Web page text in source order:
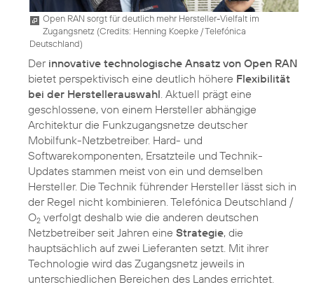
Open RAN sorgt für deutlich mehr Hersteller-Vielfalt im
Zugangsnetz (Credits: Henning Koepke / Telefónica
Deutschland)
Der innovative technologische Ansatz von Open RAN
bietet perspektivisch eine deutlich höhere Flexibilität
bei der Herstellerauswahl. Aktuell prägt eine
geschlossene, von einem Hersteller abhängige
Architektur die Funkzugangsnetze deutscher
Mobilfunk-Netzbetreiber. Hard- und
Softwarekomponenten, Ersatzteile und Technik-
Updates stammen meist von ein und demselben
Hersteller. Die Technik führender Hersteller lässt sich in
der Regel nicht kombinieren. Telefónica Deutschland /
O2 verfolgt deshalb wie die anderen deutschen
Netzbetreiber seit Jahren eine Strategie, die
hauptsächlich auf zwei Lieferanten setzt. Mit ihrer
Technologie wird das Zugangsnetz jeweils in
unterschiedlichen Bereichen des Landes errichtet.